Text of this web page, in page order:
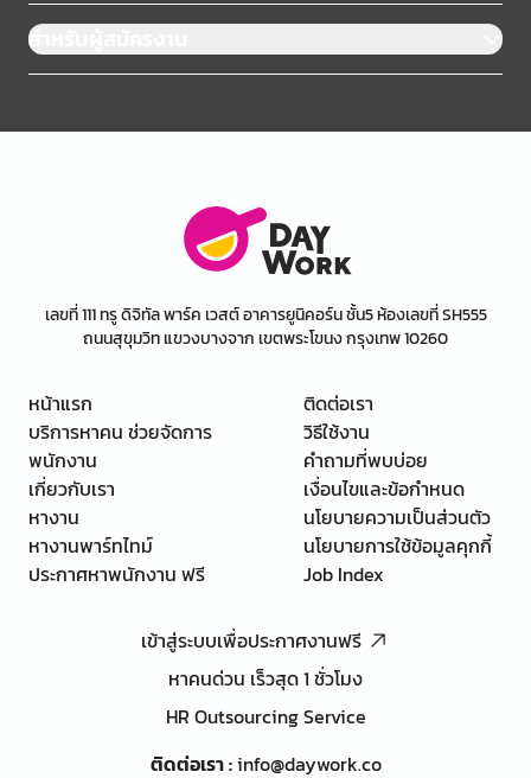
สำหรับผู้สมัครงาน
เลขที่ 111 ทรู ดิจิทัล พาร์ค เวสต์ อาคารยูนิคอร์น ชั้น5 ห้องเลขที่ SH555
ถนนสุขุมวิท แขวงบางจาก เขตพระโขนง กรุงเทพ 10260
หน้าแรก
บริการหาคน ช่วยจัดการ
พนักงาน
เกี่ยวกับเรา
หางาน
หางานพาร์ทไทม์
ประกาศหาพนักงาน ฟรี
ติดต่อเรา
วิธีใช้งาน
คำถามที่พบบ่อย
เงื่อนไขและข้อกำหนด
นโยบายความเป็นส่วนตัว
นโยบายการใช้ข้อมูลคุกกี้
Job Index
เข้าสู่ระบบเพื่อประกาศงานฟรี
หาคนด่วน เร็วสุด 1 ชั่วโมง
HR Outsourcing Service
ติดต่อเรา:info@daywork.co